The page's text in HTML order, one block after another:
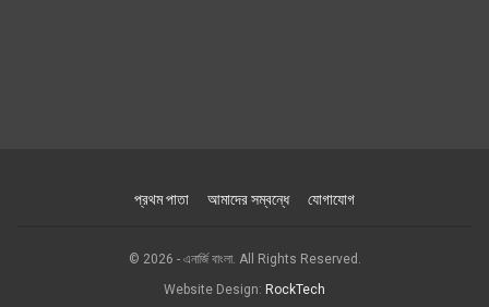
প্রথম পাতা আমাদের সম্বন্ধে যোগাযোগ
© 2026 - এনার্জি বাংলা. All Rights Reserved.
Website Design: RockTech